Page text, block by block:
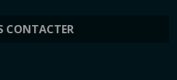
CONTACTER